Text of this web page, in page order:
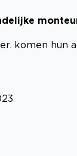
komen hun